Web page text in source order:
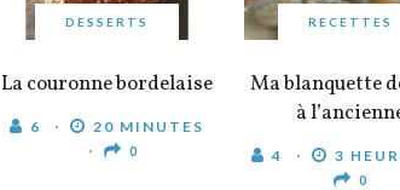
DESSERTS
La couronne bordelaise
6 20 MINUTES
0
RECETTES
Ma blanquette
à
4 3
0